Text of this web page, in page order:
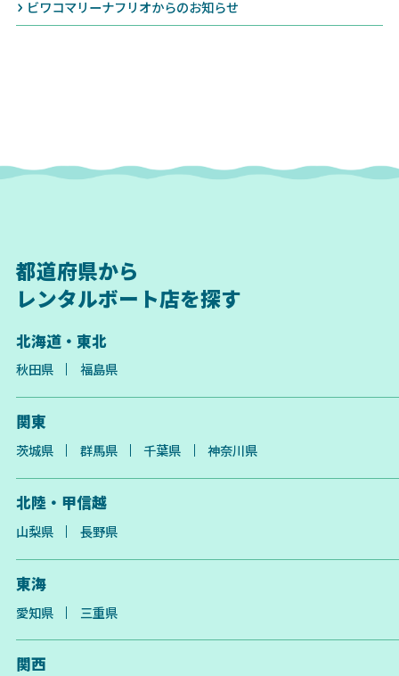
ビワコマリーナフリオからのお知らせ
都道府県から
レンタルボート店を探す
北海道・東北
秋田県 福島県
関東
茨城県 群馬県 千葉県 神奈川県
北陸・甲信越
山梨県 長野県
東海
愛知県 三重県
関西